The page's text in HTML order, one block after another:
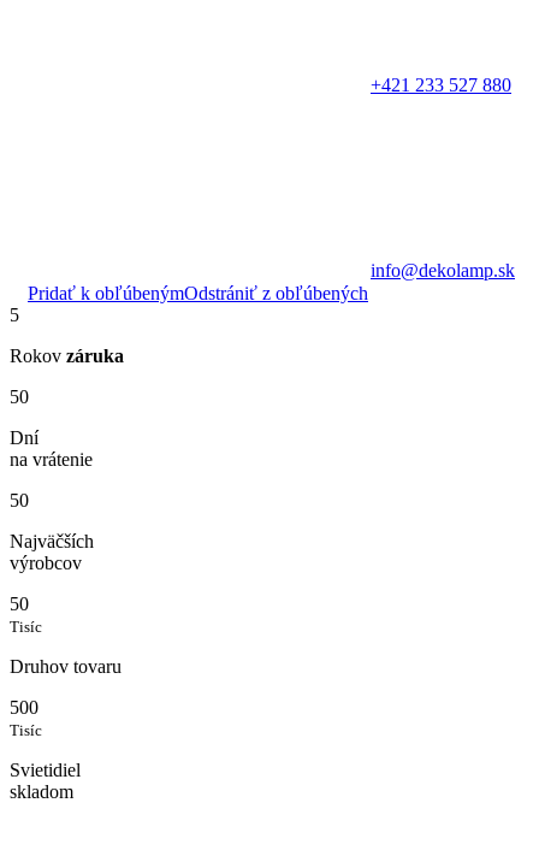
+421 233 527 880
info@dekolamp.sk
Pridať k obľúbenýmOdstrániť z obľúbených
5
Rokov záruka
50
Dní
na vrátenie
50
Najväčších
výrobcov
50
Tisíc
Druhov tovaru
500
Tisíc
Svietidiel
skladom